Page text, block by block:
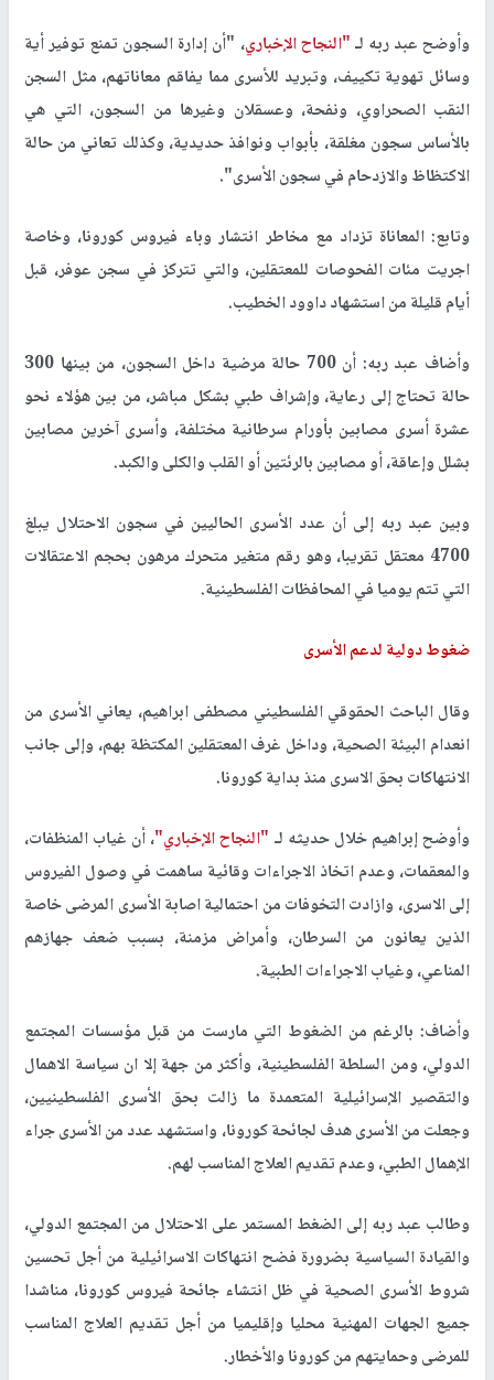
وأوضح عبد ربه لـ"النجاح الإخباري، "أن إدارة السجون تمنع توفير أية
وسائل تهوية تكييف، وتبريد للأسرى مما يفاقم معاناتهم، مثل السجن
النقب الصحراوي، ونفحة، وعسقلان وغيرها من السجون، التي هي
بالأساس سجون مغلقة، بأبواب ونوافذ حديدية، وكذلك تعاني من حالة
الاكتظاظ والازدحام في سجون الأسرى".
وتابع: المعاناة تزداد مع مخاطر انتشار وباء فيروس كورونا، وخاصة
اجريت مئات الفحوصات للمعتقلين، والتي تتركز في سجن عوفر، قبل
أيام قليلة من استشهاد داوود الخطيب.
وأضاف عبد ربه: أن 700 حالة مرضية داخل السجون، من بينها 300
حالة تحتاج إلى رعاية، وإشراف طبي بشكل مباشر، من بين هؤلاء نحو
عشرة أسرى مصابين بأورام سرطانية مختلفة، وأسرى آخرين مصابين
بشلل وإعاقة، أو مصابين بالرئتين أو القلب والكلى والكبد.
وبين عبد ربه إلى أن عدد الأسرى الحاليين في سجون الاحتلال يبلغ
4700 معتقل تقريبا، وهو رقم متغير متحرك مرهون بحجم الاعتقالات
التي تتم يوميا في المحافظات الفلسطينية.
ضغوط دولية لدعم الأسرى
وقال الباحث الحقوقي الفلسطيني مصطفى ابراهيم، يعاني الأسرى من
انعدام البيئة الصحية، وداخل غرف المعتقلين المكتظة بهم، وإلى جانب
الانتهاكات بحق الاسرى منذ بداية كورونا.
وأوضح إبراهيم خلال حديثه لـ "النجاح الإخباري"، أن غياب المنظفات،
والمعقمات، وعدم اتخاذ الاجراءات وقائية ساهمت في وصول الفيروس
إلى الاسرى، وازادت التخوفات من احتمالية اصابة الأسرى المرضى خاصة
الذين يعانون من السرطان، وأمراض مزمنة، بسبب ضعف جهازهم
المناعي، وغياب الاجراءات الطبية.
وأضاف: بالرغم من الضغوط التي مارست من قبل مؤسسات المجتمع
الدولي، ومن السلطة الفلسطينية، وأكثر من جهة إلا ان سياسة الاهمال
والتقصير الإسرائيلية المتعمدة ما زالت بحق الأسرى الفلسطينيين،
وجعلت من الأسرى هدف لجائحة كورونا، واستشهد عدد من الأسرى جراء
الإهمال الطبي، وعدم تقديم العلاج المناسب لهم.
وطالب عبد ربه إلى الضغط المستمر على الاحتلال من المجتمع الدولي،
والقيادة السياسية بضرورة فضح انتهاكات الاسرائيلية من أجل تحسين
شروط الأسرى الصحية في ظل انتشاء جائحة فيروس كورونا، مناشدا
جميع الجهات المهنية محليا وإقليميا من أجل تقديم العلاج المناسب
للمرضى وحمايتهم من كورونا والأخطار.